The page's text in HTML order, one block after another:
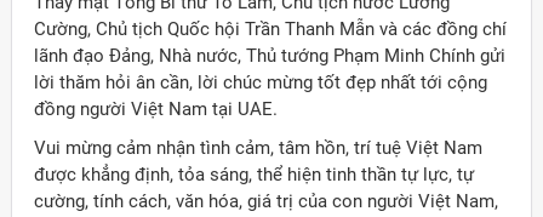
Cường, Chủ tịch Quốc hội Trần Thanh Mẫn và các đồng chí
lãnh đạo Đảng, Nhà nước, Thủ tướng Phạm Minh Chính gửi
lời thăm hỏi ân cần, lời chúc mừng tốt đẹp nhất tới cộng
đồng người Việt Nam tại UAE.
Vui mừng cảm nhận tình cảm, tâm hồn, trí tuệ Việt Nam
được khẳng định, tỏa sáng, thể hiện tinh thần tự lực, tự
cường, tính cách, văn hóa, giá trị của con người Việt Nam,